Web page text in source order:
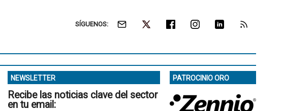
SÍGUENOS:
NEWSLETTER
Recibe las noticias clave del sector
en tu email:
PATROCINIO ORO